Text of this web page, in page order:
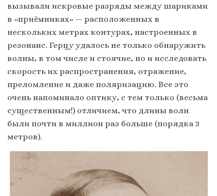
вызывали искровые разряды между шариками
в «приёмниках» — расположенных в
нескольких метрах контурах, настроенных в
резонанс. Герцу удалось не только обнаружить
волны, в том числе и стоячие, но и исследовать
скорость их распространения, отражение,
преломление и даже поляризацию. Все это
очень напоминало оптику, с тем только (весьма
существенным!) отличием, что длины волн
были почти в миллион раз больше (порядка 3
метров).